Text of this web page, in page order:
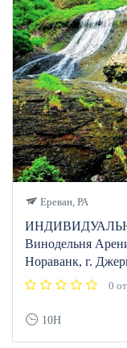
Ереван, РА
Винодельня
Нораванк, г.
0
10H